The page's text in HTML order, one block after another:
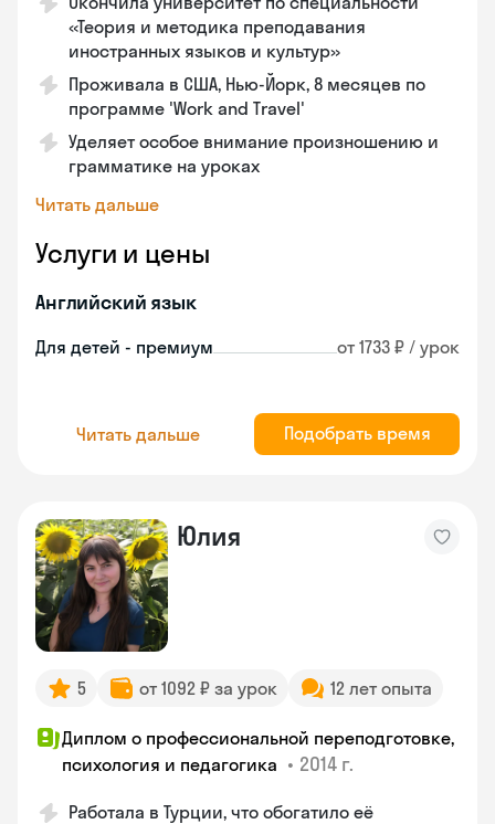
«Теория и методика преподавания
иностранных языков и культур»
Проживала в США, Нью-Йорк, 8 месяцев по
программе 'Work and Travel'
Уделяет особое внимание произношению и
грамматике на уроках
Читать дальше
Услуги и цены
Английский язык
Для детей - премиум от 1733 ₽ / урок
Читать дальше Подобрать время
Юлия
5 от 1092 ₽ за урок 12 лет опыта
Диплом о профессиональной переподготовке,
психология и педагогика • 2014 г.
Работала в Турции, что обогатило её